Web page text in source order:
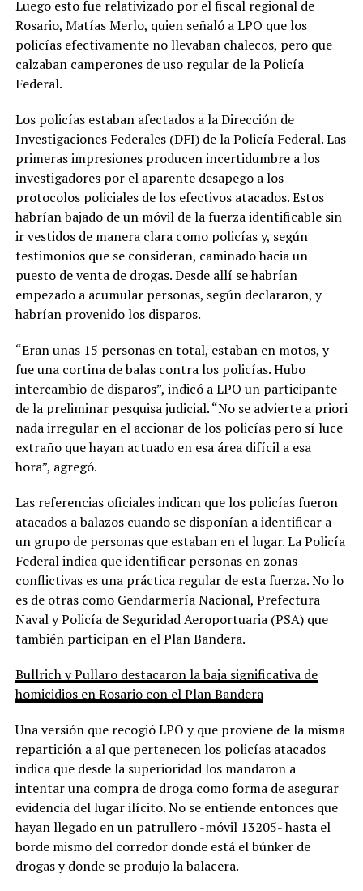
Luego esto fue relativizado por el fiscal regional de
Rosario, Matías Merlo, quien señaló a LPO que los
policías efectivamente no llevaban chalecos, pero que
calzaban camperones de uso regular de la Policía
Federal.
Los policías estaban afectados a la Dirección de
Investigaciones Federales (DFI) de la Policía Federal. Las
primeras impresiones producen incertidumbre a los
investigadores por el aparente desapego a los
protocolos policiales de los efectivos atacados. Estos
habrían bajado de un móvil de la fuerza identificable sin
ir vestidos de manera clara como policías y, según
testimonios que se consideran, caminado hacia un
puesto de venta de drogas. Desde allí se habrían
empezado a acumular personas, según declararon, y
habrían provenido los disparos.
“Eran unas 15 personas en total, estaban en motos, y
fue una cortina de balas contra los policías. Hubo
intercambio de disparos”, indicó a LPO un participante
de la preliminar pesquisa judicial. “No se advierte a priori
nada irregular en el accionar de los policías pero sí luce
extraño que hayan actuado en esa área difícil a esa
hora”, agregó.
Las referencias oficiales indican que los policías fueron
atacados a balazos cuando se disponían a identificar a
un grupo de personas que estaban en el lugar. La Policía
Federal indica que identificar personas en zonas
conflictivas es una práctica regular de esta fuerza. No lo
es de otras como Gendarmería Nacional, Prefectura
Naval y Policía de Seguridad Aeroportuaria (PSA) que
también participan en el Plan Bandera.
Bullrich y Pullaro destacaron la baja significativa de
homicidios en Rosario con el Plan Bandera
Una versión que recogió LPO y que proviene de la misma
repartición a al que pertenecen los policías atacados
indica que desde la superioridad los mandaron a
intentar una compra de droga como forma de asegurar
evidencia del lugar ilícito. No se entiende entonces que
hayan llegado en un patrullero -móvil 13205- hasta el
borde mismo del corredor donde está el búnker de
drogas y donde se produjo la balacera.